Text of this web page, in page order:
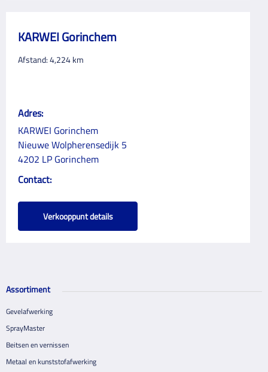
KARWEI Gorinchem
Afstand:4,224km
Adres:
KARWEI Gorinchem
Nieuwe Wolpherensedijk 5
4202 LP Gorinchem
Contact:
Verkooppunt details
Assortiment
Gevelafwerking
SprayMaster
Beitsen en vernissen
Metaal en kunststofafwerking